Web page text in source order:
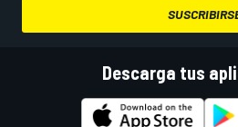
Descarga tus